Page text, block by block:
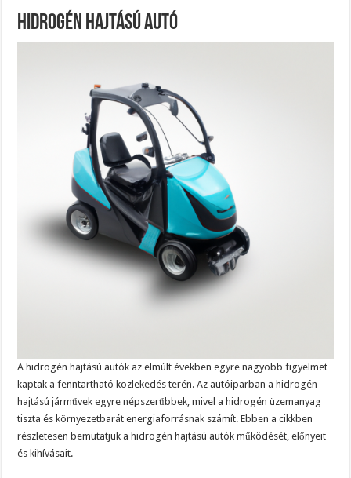
Hidrogén Hajtású Autó
A hidrogén hajtású autók az elmúlt években egyre nagyobb figyelmet
kaptak a fenntartható közlekedés terén. Az autóiparban a hidrogén
hajtású járművek egyre népszerűbbek, mivel a hidrogén üzemanyag
tiszta és környezetbarát energiaforrásnak számít. Ebben a cikkben
részletesen bemutatjuk a hidrogén hajtású autók működését, előnyeit
és kihívásait.